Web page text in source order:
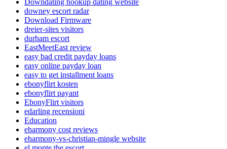
Downdating hookup dating website
downey escort radar
Download Firmware
dreier-sites visitors
durham escort
EastMeetEast review
easy bad credit payday loans
easy online payday loan
easy to get installment loans
ebonyflirt kosten
ebonyflirt payant
EbonyFlirt visitors
edarling recensioni
Education
eharmony cost reviews
eharmony-vs-christian-mingle website